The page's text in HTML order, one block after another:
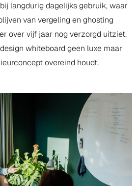
langdurig dagelijks gebruik, waar
van vergeling en ghosting
over vijf jaar nog verzorgd uitziet.
whiteboard geen luxe maar
overeind houdt.